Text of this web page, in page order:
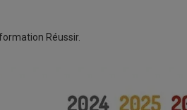
Réussir.